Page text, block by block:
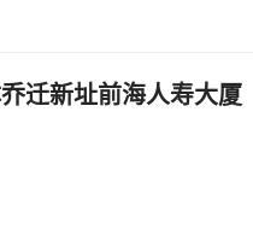
迁新址前海人寿大厦